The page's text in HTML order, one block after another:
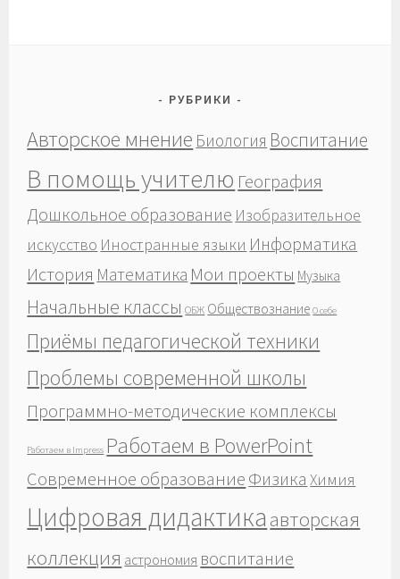
РУБРИКИ
Авторское мнение Биология Воспитание
В помощь учителю География
Дошкольное образование Изобразительное
искусство Иностранные языки Информатика
История Математика Мои проекты Музыка
Начальные классы ОБЖ Обществознание О себе
Приёмы педагогической техники
Проблемы современной школы
Программно-методические комплексы
Работаем в Impress Работаем в PowerPoint
Современное образование Физика Химия
Цифровая дидактика авторская
коллекция астрономия воспитание